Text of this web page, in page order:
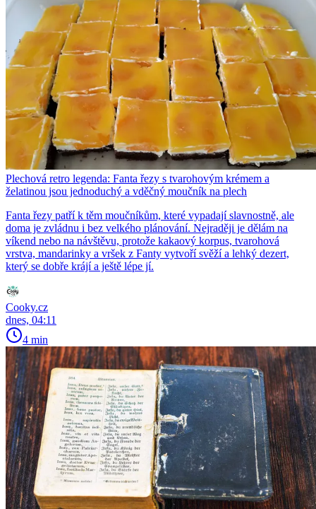
Plechová retro legenda: Fanta řezy s tvarohovým krémem a
želatinou jsou jednoduchý a vděčný moučník na plech
Fanta řezy patří k těm moučníkům, které vypadají slavnostně, ale
doma je zvládnu i bez velkého plánování. Nejraději je dělám na
víkend nebo na návštěvu, protože kakaový korpus, tvarohová
vrstva, mandarinky a vršek z Fanty vytvoří svěží a lehký dezert,
který se dobře krájí a ještě lépe jí.
Cooky.cz
dnes, 04:11
4 min